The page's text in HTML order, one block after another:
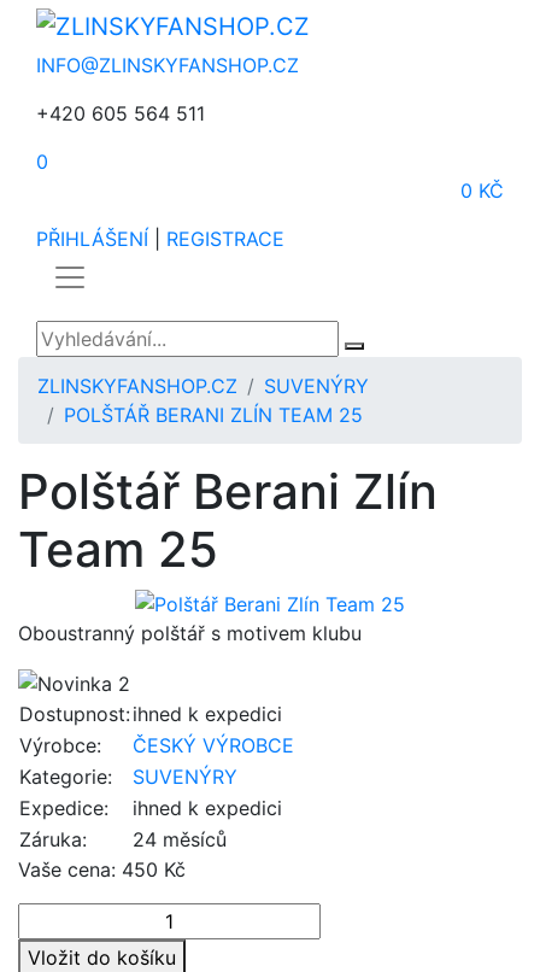
INFO@ZLINSKYFANSHOP.CZ
+420 605 564 511
0
0 KČ
PŘIHLÁŠENÍ
REGISTRACE
ZLINSKYFANSHOP.CZ
SUVENÝRY
POLŠTÁŘ BERANI ZLÍN TEAM 25
Polštář Berani Zlín
Team 25
Oboustranný polštář s motivem klubu
Dostupnost:ihned k expedici
Výrobce:
ČESKÝ VÝROBCE
Kategorie:
SUVENÝRY
Expedice:
ihned k expedici
Záruka:
24 měsíců
Vaše cena: 450 Kč
Vložit do košíku